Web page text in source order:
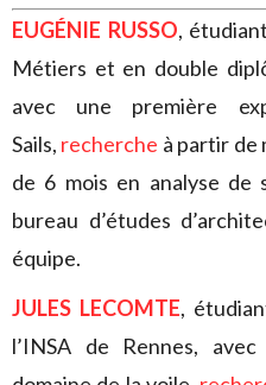
EUGÉNIE RUSSO,
Métiers et en double
avec une première
Sails, recherche à partir de
de 6 mois en analyse
bureau d’études
équipe.
JULES LECOMTE,
l’INSA de Rennes, avec